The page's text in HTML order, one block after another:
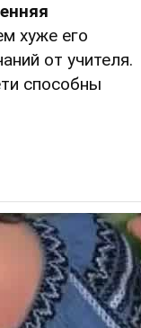
хуже его
от учителя.
способны